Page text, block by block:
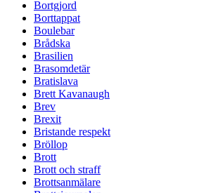
Bortgjord
Borttappat
Boulebar
Brådska
Brasilien
Brasomdetär
Bratislava
Brett Kavanaugh
Brev
Brexit
Bristande respekt
Bröllop
Brott
Brott och straff
Brottsanmälare